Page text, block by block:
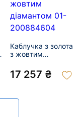
Каблучка з золота
з жовтим
200884604
17 257 ₴